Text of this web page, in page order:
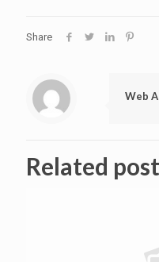
Share
Web
Related